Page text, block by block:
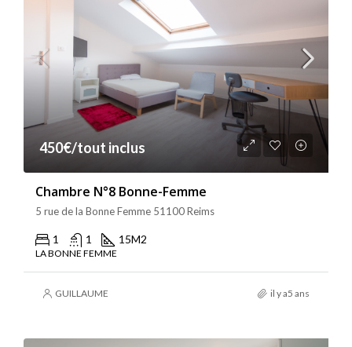
450€/tout inclus
Chambre N°8 Bonne-Femme
5 rue de la Bonne Femme 51100 Reims
1 1 15M2
LA BONNE FEMME
GUILLAUME il y a5 ans